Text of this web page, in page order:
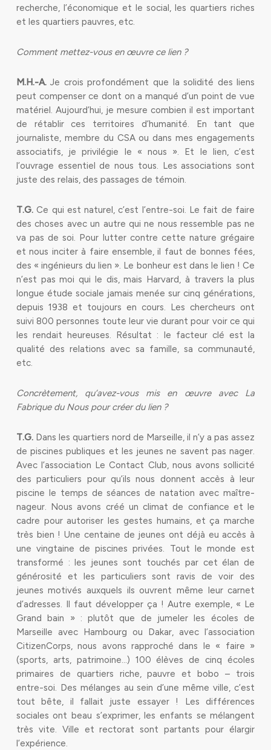
recherche, l’économique et le social, les quartiers riches
et les quartiers pauvres, etc.
Comment mettez-vous en œuvre ce lien ?
M.H.-A.Je crois profondément que la solidité des liens
peut compenser ce dont on a manqué d’un point de vue
matériel. Aujourd’hui, je mesure combien il est important
de rétablir ces territoires d’humanité. En tant que
journaliste, membre du CSA ou dans mes engagements
associatifs, je privilégie le « nous ». Et le lien, c’est
l’ouvrage essentiel de nous tous. Les associations sont
juste des relais, des passages de témoin.
T.G.Ce qui est naturel, c’est l’entre-soi. Le fait de faire
des choses avec un autre qui ne nous ressemble pas ne
va pas de soi. Pour lutter contre cette nature grégaire
et nous inciter à faire ensemble, il faut de bonnes fées,
des « ingénieurs du lien ». Le bonheur est dans le lien ! Ce
n’est pas moi qui le dis, mais Harvard, à travers la plus
longue étude sociale jamais menée sur cinq générations,
depuis 1938 et toujours en cours. Les chercheurs ont
suivi 800 personnes toute leur vie durant pour voir ce qui
les rendait heureuses. Résultat : le facteur clé est la
qualité des relations avec sa famille, sa communauté,
etc.
Concrètement, qu’avez-vous mis en œuvre avec La
Fabrique du Nous pour créer du lien ?
T.G.Dans les quartiers nord de Marseille, il n’y a pas assez
de piscines publiques et les jeunes ne savent pas nager.
Avec l’association Le Contact Club, nous avons sollicité
des particuliers pour qu’ils nous donnent accès à leur
piscine le temps de séances de natation avec maître-
nageur. Nous avons créé un climat de confiance et le
cadre pour autoriser les gestes humains, et ça marche
très bien ! Une centaine de jeunes ont déjà eu accès à
une vingtaine de piscines privées. Tout le monde est
transformé : les jeunes sont touchés par cet élan de
générosité et les particuliers sont ravis de voir des
jeunes motivés auxquels ils ouvrent même leur carnet
d’adresses. Il faut développer ça ! Autre exemple, « Le
Grand bain » : plutôt que de jumeler les écoles de
Marseille avec Hambourg ou Dakar, avec l’association
CitizenCorps, nous avons rapproché dans le « faire »
(sports, arts, patrimoine…) 100 élèves de cinq écoles
primaires de quartiers riche, pauvre et bobo – trois
entre-soi. Des mélanges au sein d’une même ville, c’est
tout bête, il fallait juste essayer ! Les différences
sociales ont beau s’exprimer, les enfants se mélangent
très vite. Ville et rectorat sont partants pour élargir
l’expérience.